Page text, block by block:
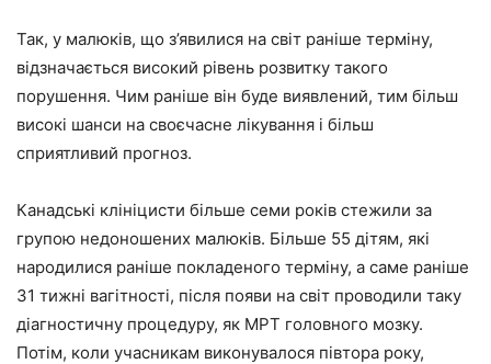
Так, у малюків, що з’явилися на світ раніше терміну,
відзначається високий рівень розвитку такого
порушення. Чим раніше він буде виявлений, тим більш
високі шанси на своєчасне лікування і більш
сприятливий прогноз.
Канадські клініцисти більше семи років стежили за
групою недоношених малюків. Більше 55 дітям, які
народилися раніше покладеного терміну, а саме раніше
31 тижні вагітності, після появи на світ проводили таку
діагностичну процедуру, як МРТ головного мозку.
Потім, коли учасникам виконувалося півтора року,